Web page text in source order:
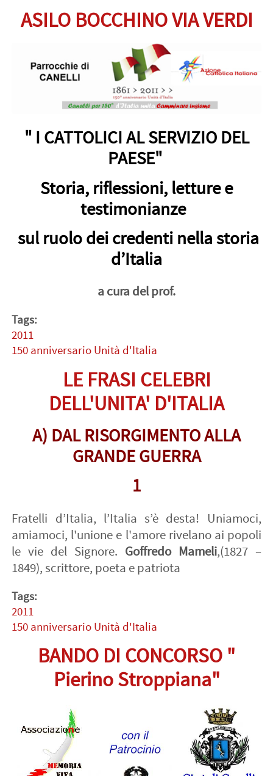
ASILO BOCCHINO VIA VERDI
" I CATTOLICI AL SERVIZIO DEL
PAESE"
Storia, riflessioni, letture e
testimonianze
sul ruolo dei credenti nella storia
d’Italia
a cura del prof.
Tags:
2011
150 anniversario Unità d'Italia
LE FRASI CELEBRI
DELL'UNITA' D'ITALIA
A) DAL RISORGIMENTO ALLA
GRANDE GUERRA
1
Fratelli d’Italia, l’Italia s’è desta! Uniamoci,
amiamoci, l'unione e l'amore rivelano ai popoli
le vie del Signore. Goffredo Mameli,(1827 –
1849), scrittore, poeta e patriota
Tags:
2011
150 anniversario Unità d'Italia
BANDO DI CONCORSO "
Pierino Stroppiana"